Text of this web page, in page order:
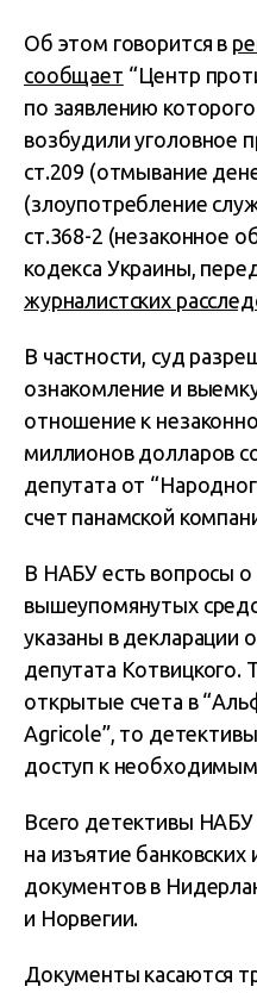
Об этом говорится в
сообщает “Центр
по заявлению
возбудили уголовное
ст.209 (отмывание
(злоупотребление
ст.368-2 (незаконное
кодекса Украины,
журналистских
В частности, суд
ознакомление и
отношение к
миллионов долларов
депутата от
счет панамской
В НАБУ есть вопросы
вышеупомянутых
указаны в декларации
депутата Котвицкого.
открытые счета в
Agricole”, то
доступ к
Всего детективы
на изъятие
документов в
и Норвегии.
Документы касаются